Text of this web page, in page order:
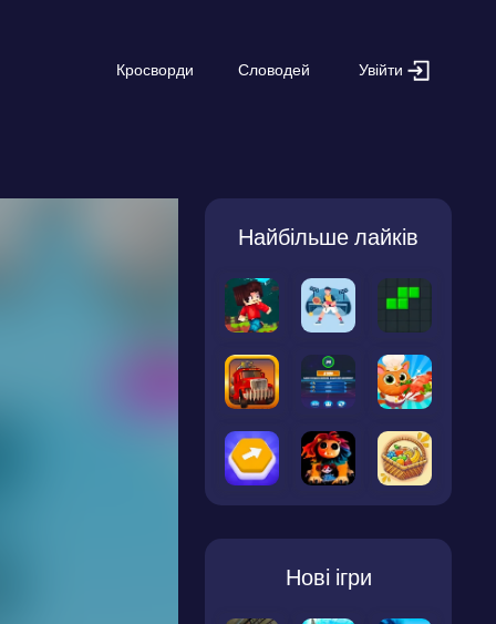
Кросворди Словодей Увійти
Найбільше лайків
Нові ігри